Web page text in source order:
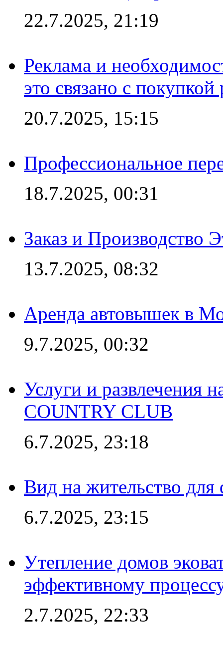
22.7.2025, 21:19
Реклама и
это связано с покупкой
20.7.2025, 15:15
Профессиональное
18.7.2025, 00:31
Заказ и Производство
13.7.2025, 08:32
Аренда автовышек в
9.7.2025, 00:32
Услуги и развлечения
COUNTRY CLUB
6.7.2025, 23:18
Вид на жительство
6.7.2025, 23:15
Утепление домов
эффективному
2.7.2025, 22:33